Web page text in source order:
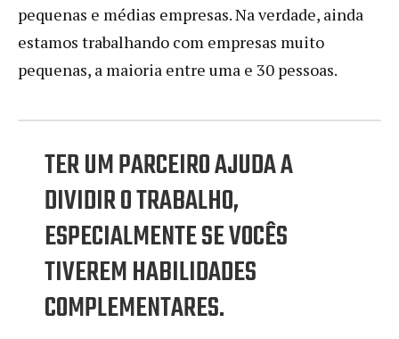
pequenas e médias empresas. Na verdade, ainda
estamos trabalhando com empresas muito
pequenas, a maioria entre uma e 30 pessoas.
TER UM PARCEIRO AJUDA A
DIVIDIR O TRABALHO,
ESPECIALMENTE SE VOCÊS
TIVEREM HABILIDADES
COMPLEMENTARES.